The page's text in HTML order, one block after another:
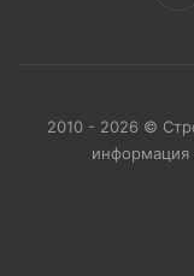
2010 - 2026 ©
информация